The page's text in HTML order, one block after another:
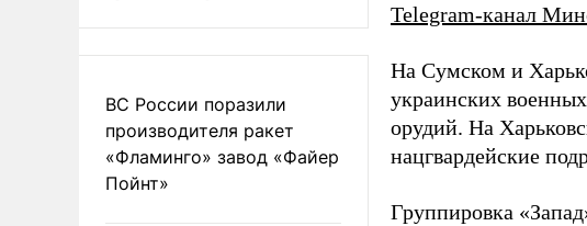
ВС России поразили
производителя ракет
«Фламинго» завод «Файер
Пойнт»
Telegram-канал
На Сумском и
украинских
орудий. На
нацгвардейские
Группировка